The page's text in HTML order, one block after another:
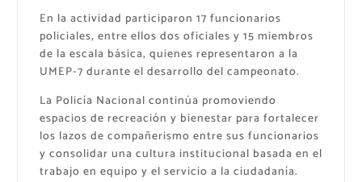
En la actividad participaron 17 funcionarios
policiales, entre ellos dos oficiales y 15 miembros
de la escala básica, quienes representaron a la
UMEP-7 durante el desarrollo del campeonato.
La Policía Nacional continúa promoviendo
espacios de recreación y bienestar para fortalecer
los lazos de compañerismo entre sus funcionarios
y consolidar una cultura institucional basada en el
trabajo en equipo y el servicio a la ciudadanía.